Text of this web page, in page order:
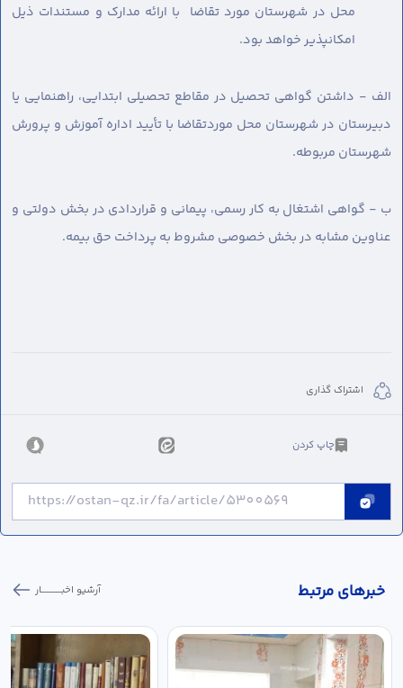
محل در شهرستان مورد تقاضا با ارائه مدارک و مستندات ذیل
امکانپذیر خواهد بود.
الف - داشتن گواهی تحصیل در مقاطع تحصیلی ابتدایی، راهنمایی یا
دبیرستان در شهرستان محل موردتقاضا با تأیید اداره آموزش و پرورش
شهرستان مربوطه.
ب - گواهی اشتغال به کار رسمی، پیمانی و قراردادی در بخش دولتی و
عناوین مشابه در بخش خصوصی مشروط به پرداخت حق بیمه.
اشتراک گذاری
چاپ کردن
خبر‌های مرتبط آرشیو اخبـــــــــــار